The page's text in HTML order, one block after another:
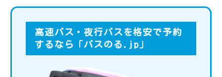
高速バス・夜行バスを格安で予約
するなら「バスのる.jp」